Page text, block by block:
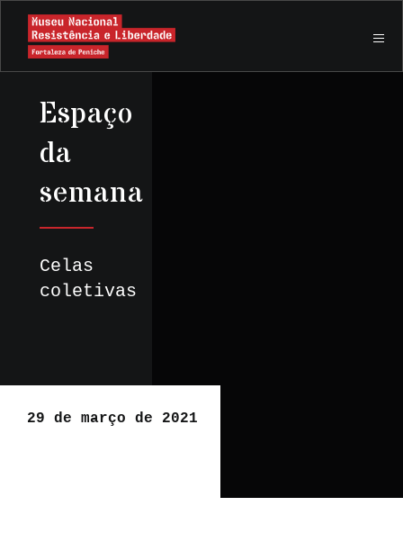
Espaço
da
semana
Celas
coletivas
29 de março de 2021